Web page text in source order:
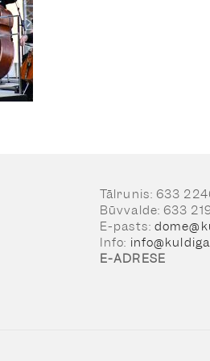
Tālrunis: 633
Būvvalde: 633
E-pasts:
Info:
E-ADRESE